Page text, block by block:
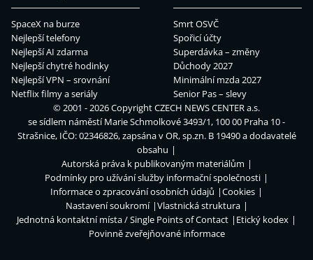
SpaceX na burze
Nejlepší telefony
Nejlepší AI zdarma
Nejlepší chytré hodinky
Nejlepší VPN – srovnání
Netflix filmy a seriály
Smrt OSVČ
Spořicí účty
Superdávka – změny
Důchody 2027
Minimální mzda 2027
Senior Pas – slevy
© 2001 - 2026 CopyrightCZECH NEWS CENTER a.s.
se sídlem náměstí Marie Schmolkové 3493/1, 100 00 Praha 10 -
Strašnice, IČO: 02346826, zapsána v OR, sp.zn. B 19490 a dodavatelé
obsahu
Autorská práva k publikovaným materiálům
Podmínky pro užívání služby informační společnosti
Informace o zpracování osobních údajů
Cookies
Nastavení soukromí
Vlastnická struktura
Jednotná kontaktní místa / Single Points of Contact
Etický kodex
Povinně zveřejňované informace